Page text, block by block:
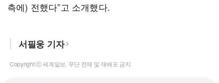
측에) 전했다”고 소개했다.
서필웅 기자
Copyright ⓒ 세계일보. 무단 전재 및 재배포 금지